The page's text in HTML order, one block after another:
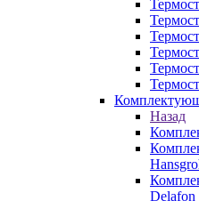
Назад
Delafon